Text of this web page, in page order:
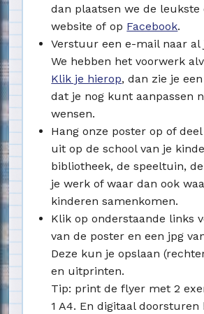
dan plaatsen we de leukste
website of op Facebook.
Verstuur een e-mail naar al
We hebben het voorwerk
Klik je hierop, dan zie je
dat je nog kunt aanpassen
wensen.
Hang onze poster op of
uit op de school van je
bibliotheek, de speeltuin,
je werk of waar dan ook
kinderen samenkomen.
Klik op onderstaande links
van de poster en een jpg
Deze kun je opslaan
en uitprinten.
Tip: print de flyer met 2
1 A4. En digitaal doorsturen